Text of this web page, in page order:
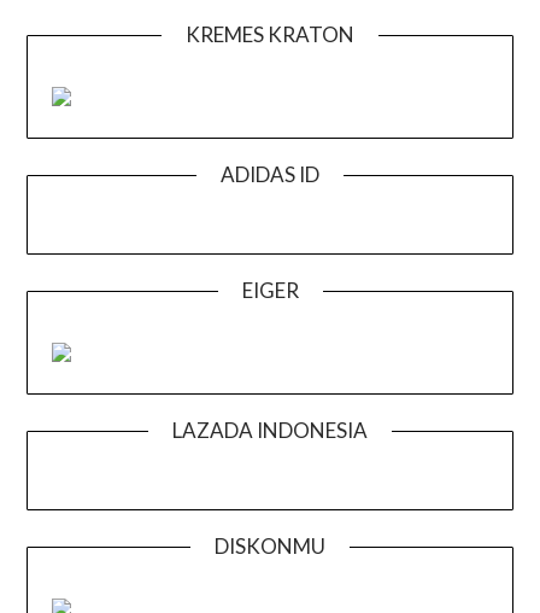
KREMES KRATON
ADIDAS ID
EIGER
LAZADA INDONESIA
DISKONMU